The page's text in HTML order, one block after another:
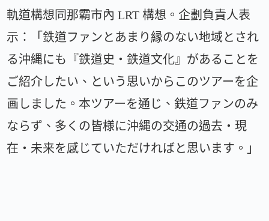
軌道構想同那霸市內 LRT 構想。企劃負責人表
示：「鉄道ファンとあまり縁のない地域とされ
る沖縄にも『鉄道史・鉄道文化』があることを
ご紹介したい、という思いからこのツアーを企
画しました。本ツアーを通じ、鉄道ファンのみ
ならず、多くの皆様に沖縄の交通の過去・現
在・未来を感じていただければと思います。」